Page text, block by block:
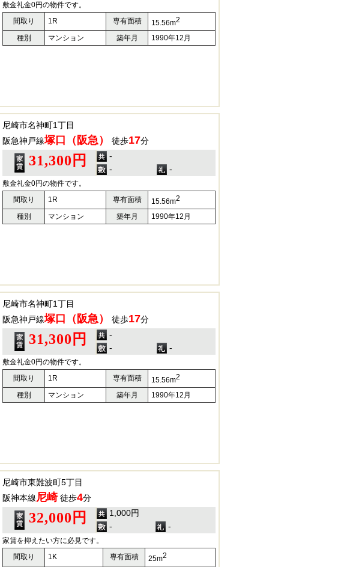
敷金礼金0円の物件です。
間取り
1R 専有面積 15.56m2
種別 マンション 築年月 1990年12月
尼崎市名神町1丁目
阪急神戸線塚口（阪急） 徒歩17分
31,300円
-
-
-
敷金礼金0円の物件です。
間取り
1R 専有面積 15.56m2
種別 マンション 築年月 1990年12月
尼崎市名神町1丁目
阪急神戸線塚口（阪急） 徒歩17分
31,300円
-
-
-
敷金礼金0円の物件です。
間取り
1R 専有面積 15.56m2
種別 マンション 築年月 1990年12月
尼崎市東難波町5丁目
阪神本線尼崎徒歩4分
32,000円
1,000円
-
-
家賃を抑えたい方に必見です。
間取り
1K 専有面積 25m2